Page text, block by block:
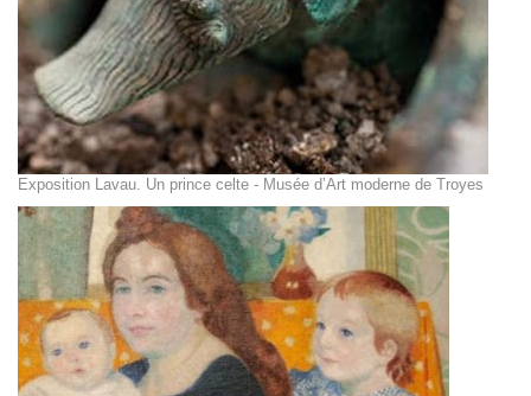
Exposition Lavau. Un prince celte - Musée d’Art moderne de Troyes